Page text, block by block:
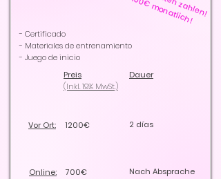
Ab 100€ monatlich!
- Certificado
- Materiales de entrenamiento
- Juego de inicio
Preis
(Inkl. 19% MwSt.)
Dauer
Vor Ort: 1200€ 2 días
Online: 700€ Nach Absprache